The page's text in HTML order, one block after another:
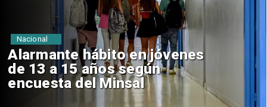
Aprueban creación del Parque
Sebastián Piñera con inversión
de $4 mil millones
Regiones